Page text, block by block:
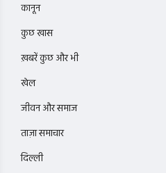
कानून
कुछ खास
ख़बरें कुछ और भी
खेल
जीवन और समाज
ताज़ा समाचार
दिल्ली